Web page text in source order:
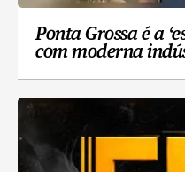
Ponta Grossa é a
com moderna